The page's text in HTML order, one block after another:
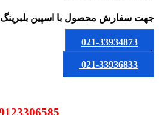
جهت سفارش محصول با اسپین بلبرینگ
021-33934873
یا
021-33936833